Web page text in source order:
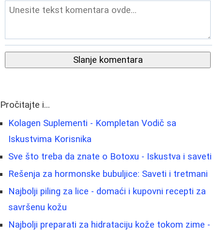
Slanje komentara
Pročitajte i...
Kolagen Suplementi - Kompletan Vodič sa
Iskustvima Korisnika
Sve što treba da znate o Botoxu - Iskustva i saveti
Rešenja za hormonske bubuljice: Saveti i tretmani
Najbolji piling za lice - domaći i kupovni recepti za
savršenu kožu
Najbolji preparati za hidrataciju kože tokom zime -